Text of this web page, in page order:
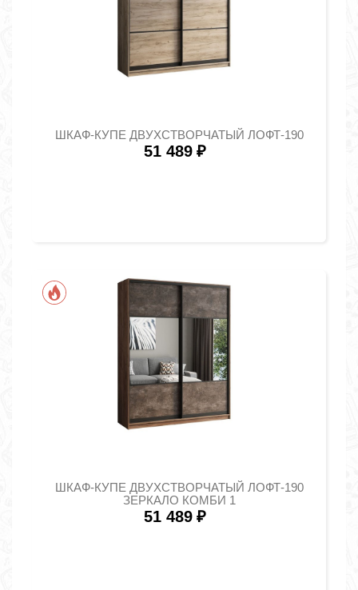
ШКАФ-КУПЕ ДВУХСТВОРЧАТЫЙ ЛОФТ-190
51 489 ₽
ШКАФ-КУПЕ ДВУХСТВОРЧАТЫЙ ЛОФТ-190
ЗЕРКАЛО КОМБИ 1
51 489 ₽